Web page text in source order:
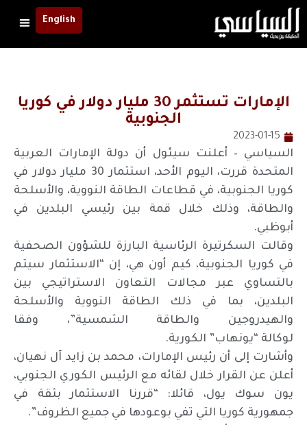
English
الإمارات تستثمر 30 مليار دولار في كوريا
الجنوبية
2023-01-15
السياسي – أعلنت سيئول أن دولة الإمارات العربية
المتحدة قررت، اليوم الأحد، استثمار 30 مليار دولار في
كوريا ‏الجنوبية، في قطاعات الطاقة النووية، والأسلحة
والطاقة، وذلك خلال قمة بين رئيسي البلدين في
أبوظبي.‏
وقالت السكرتيرة الرئاسية البارزة للشؤون الصحفية
في كوريا الجنوبية، كيم أون هي، إن “الاستثمار سيتم
بالتساوي عبر مجالات التعاون الاستراتيجي بين
البلدين، بما في ذلك الطاقة النووية والأسلحة
والهيدروجين والطاقة الشمسية”، وفقا
لوكالة “يونهاب” الكورية.
وأشارت إلى أن رئيس الإمارات، محمد بن زايد آل نهيان،
أعلن عن القرار خلال لقائه مع الرئيس الكوري الجنوبي،
يون سوك يول، قائلا: “قررنا الاستثمار بثقة في
جمهورية كوريا التي تفي بوعودها في جميع الظروف”.